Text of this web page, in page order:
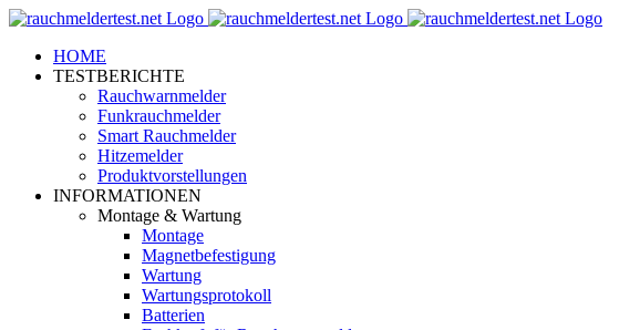
Zum
springenHOME
TESTBERICHTE
Rauchwarnmelder
Funkrauchmelder
Smart Rauchmelder
Hitzemelder
Produktvorstellungen
INFORMATIONEN
Montage & Wartung
Montage
Magnetbefestigung
Wartung
Wartungsprotokoll
Batterien